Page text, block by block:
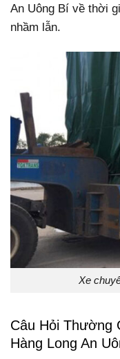
An Uông Bí về thời
nhầm lẫn.
Xe
Câu Hỏi Thường
Hàng Long An